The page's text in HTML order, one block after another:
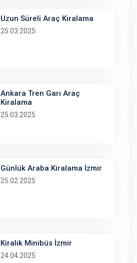
Uzun Süreli Araç Kiralama
25.03.2025
Ankara Tren Garı Araç
Kiralama
25.03.2025
Günlük Araba Kiralama İzmir
25.02.2025
Kiralık Minibüs İzmir
24.04.2025